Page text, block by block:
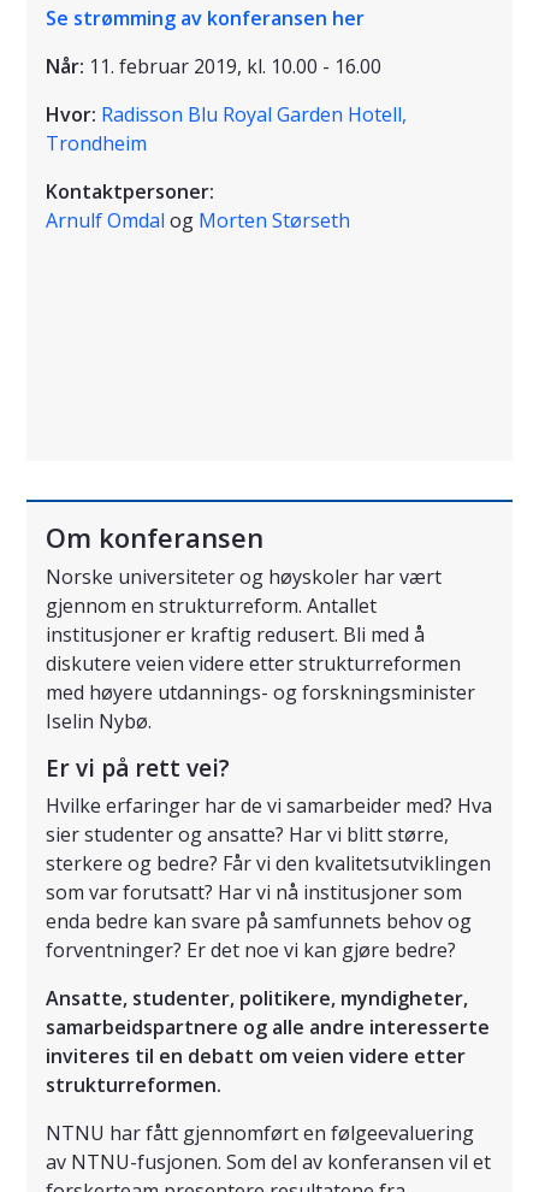
Se strømming av konferansen her
Når: 11. februar 2019, kl. 10.00 - 16.00
Hvor: Radisson Blu Royal Garden Hotell,
Trondheim
Kontaktpersoner:
Arnulf Omdal og Morten Størseth
Om konferansen
Norske universiteter og høyskoler har vært
gjennom en strukturreform. Antallet
institusjoner er kraftig redusert. Bli med å
diskutere veien videre etter strukturreformen
med høyere utdannings- og forskningsminister
Iselin Nybø.
Er vi på rett vei?
Hvilke erfaringer har de vi samarbeider med? Hva
sier studenter og ansatte? Har vi blitt større,
sterkere og bedre? Får vi den kvalitetsutviklingen
som var forutsatt? Har vi nå institusjoner som
enda bedre kan svare på samfunnets behov og
forventninger? Er det noe vi kan gjøre bedre?
Ansatte, studenter, politikere, myndigheter,
samarbeidspartnere og alle andre interesserte
inviteres til en debatt om veien videre etter
strukturreformen.
NTNU har fått gjennomført en følgeevaluering
av NTNU-fusjonen. Som del av konferansen vil et